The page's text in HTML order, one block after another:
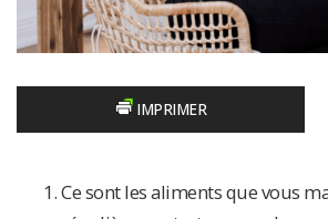
IMPRIMER
Ce sont les aliments que vous